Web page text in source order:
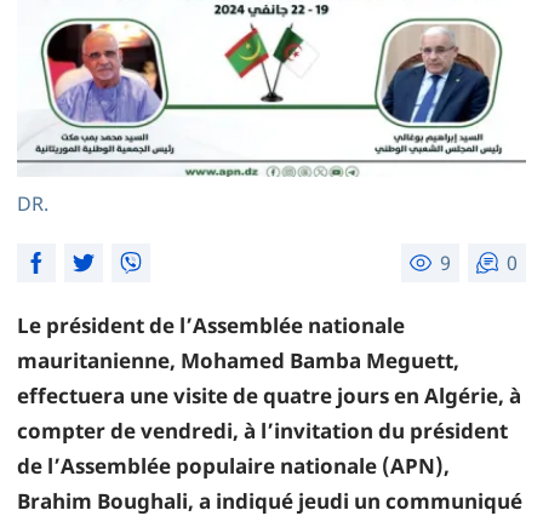
DR.
9 0
Le président de l’Assemblée nationale
mauritanienne, Mohamed Bamba Meguett,
effectuera une visite de quatre jours en Algérie, à
compter de vendredi, à l’invitation du président
de l’Assemblée populaire nationale (APN),
Brahim Boughali, a indiqué jeudi un communiqué